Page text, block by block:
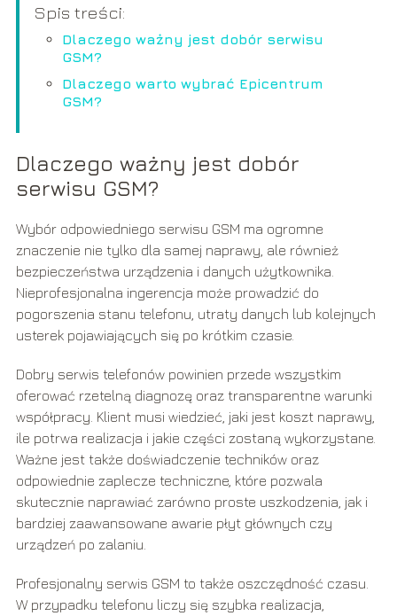
Spis treści:
Dlaczego ważny jest dobór serwisu
GSM?
Dlaczego warto wybrać Epicentrum
GSM?
Dlaczego ważny jest dobór
serwisu GSM?
Wybór odpowiedniego serwisu GSM ma ogromne
znaczenie nie tylko dla samej naprawy, ale również
bezpieczeństwa urządzenia i danych użytkownika.
Nieprofesjonalna ingerencja może prowadzić do
pogorszenia stanu telefonu, utraty danych lub kolejnych
usterek pojawiających się po krótkim czasie.
Dobry serwis telefonów powinien przede wszystkim
oferować rzetelną diagnozę oraz transparentne warunki
współpracy. Klient musi wiedzieć, jaki jest koszt naprawy,
ile potrwa realizacja i jakie części zostaną wykorzystane.
Ważne jest także doświadczenie techników oraz
odpowiednie zaplecze techniczne, które pozwala
skutecznie naprawiać zarówno proste uszkodzenia, jak i
bardziej zaawansowane awarie płyt głównych czy
urządzeń po zalaniu.
Profesjonalny serwis GSM to także oszczędność czasu.
W przypadku telefonu liczy się szybka realizacja,